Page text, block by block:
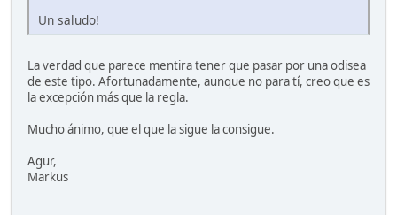
Un saludo!
La verdad que parece mentira tener que pasar por una odisea
de este tipo. Afortunadamente, aunque no para tí, creo que es
la excepción más que la regla.
Mucho ánimo, que el que la sigue la consigue.
Agur,
Markus